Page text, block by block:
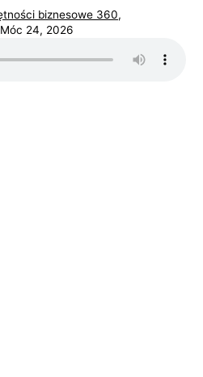
biznesowe 360,
Móc 24, 2026